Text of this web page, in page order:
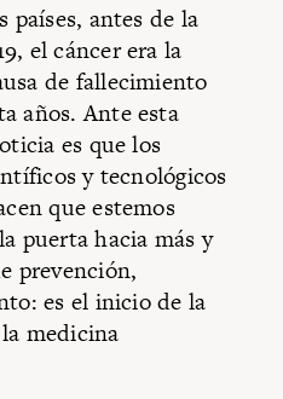
países, antes de la
el cáncer era la
de fallecimiento
años. Ante esta
es que los
y tecnológicos
que estemos
puerta hacia más y
prevención,
es el inicio de la
medicina